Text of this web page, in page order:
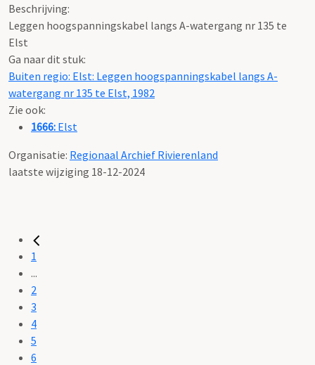
Beschrijving:
Leggen hoogspanningskabel langs A-watergang nr 135 te
Elst
Ga naar dit stuk:
Buiten regio: Elst: Leggen hoogspanningskabel langs A-
watergang nr 135 te Elst, 1982
Zie ook:
1666: Elst
Organisatie: Regionaal Archief Rivierenland
laatste wijziging 18-12-2024
1
...
2
3
4
5
6